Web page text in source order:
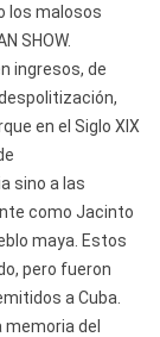
los malosos
SHOW.
ingresos, de
en el Siglo XIX
sino a las
como Jacinto
maya. Estos
pero fueron
a Cuba.
del